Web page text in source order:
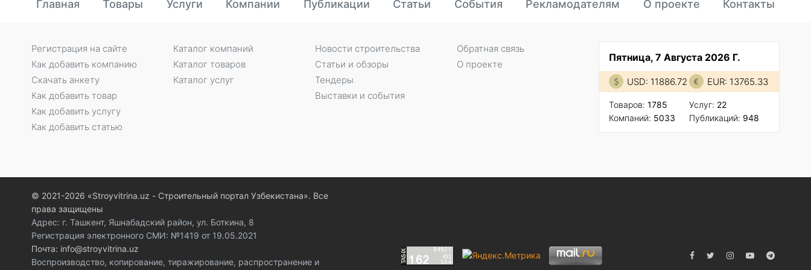
Главная Товары Услуги Компании Публикации Статьи События Рекламодателям О проекте Контакты
Пятница, 7 Августа 2026 Г.
USD: 11886.72 EUR: 13765.33
Товаров: 1785
Компаний: 5033
Услуг: 22
Публикаций: 948
Регистрация на сайте
Как добавить компанию
Скачать анкету
Как добавить товар
Как добавить услугу
Как добавить статью
Каталог компаний
Каталог товаров
Каталог услуг
Новости строительства
Статьи и обзоры
Тендеры
Выставки и события
Обратная связь
О проекте
© 2021-2026 «Stroyvitrina.uz - Строительный портал Узбекистана». Все
права защищены
Адрес: г. Ташкент, Яшнабадский район, ул. Боткина, 8
Регистрация электронного СМИ: №1419 от 19.05.2021
Почта: info@stroyvitrina.uz
Воспроизводство, копирование, тиражирование, распространение и